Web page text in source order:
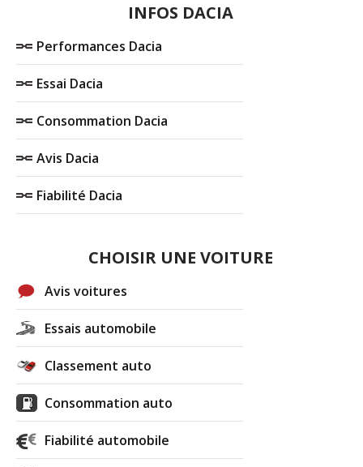
INFOS DACIA
Performances Dacia
Essai Dacia
Consommation Dacia
Avis Dacia
Fiabilité Dacia
CHOISIR UNE VOITURE
Avis voitures
Essais automobile
Classement auto
Consommation auto
Fiabilité automobile